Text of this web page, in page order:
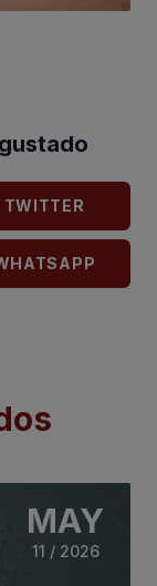
TWITTER
MAY
11 / 2026